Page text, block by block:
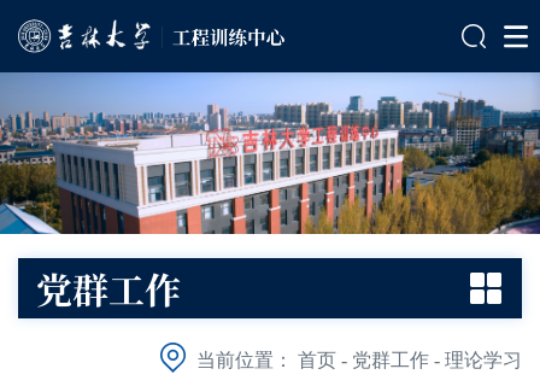
党群工作
当前位置： 首页 - 党群工作 - 理论学习